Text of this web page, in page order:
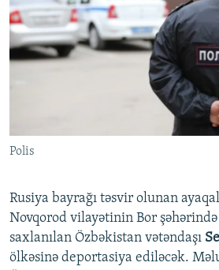
Polis
Rusiya bayrağı təsvir olunan
Novqorod vilayətinin Bor şəhərində
saxlanılan Özbəkistan vətəndaşı
ölkəsinə deportasiya ediləcək.